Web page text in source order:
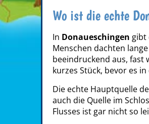
Wo ist die echte
In Donaueschingen gibt
Menschen dachten
beeindruckend aus, fast
kurzes Stück, bevor es in
Die echte Hauptquelle
auch die Quelle im
Flusses ist gar nicht so